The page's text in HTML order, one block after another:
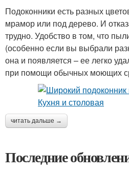
Подоконники есть разных
мрамор или под дерево. И
трудно. Удобство в том, что
(особенно если вы выбрали
она и появляется – ее легко
при помощи обычных моющих
читать дальше →
Последние